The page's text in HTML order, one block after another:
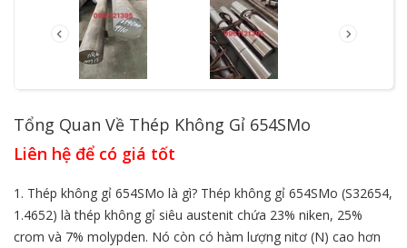
Tổng Quan Về Thép Không Gỉ 654SMo
Liên hệ để có giá tốt
1. Thép không gỉ 654SMo là gì? Thép không gỉ 654SMo (S32654,
1.4652) là thép không gỉ siêu austenit chứa 23% niken, 25%
crom và 7% molypden. Nó còn có hàm lượng nitơ (N) cao hơn